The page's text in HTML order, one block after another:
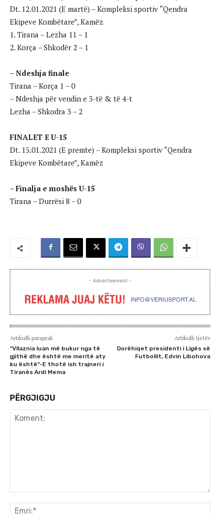
Dt. 12.01.2021 (E martë) – Kompleksi sportiv “Qendra
Ekipeve Kombëtare”, Kamëz
1. Tirana – Lezha 11 – 1
2. Korça – Shkodër 2 – 1
– Ndeshja finale
Tirana – Korça 1 – 0
– Ndeshja për vendin e 3-të & të 4-t
Lezha – Shkodra 3 – 2
FINALET E U-15
Dt. 15.01.2021 (E premte) – Kompleksi sportiv “Qendra
Ekipeve Kombëtare”, Kamëz
– Finalja e moshës U-15
Tirana – Durrësi 8 – 0
- Advertisement -
Artikulli paraprak
“Vllaznia luan më bukur nga të
gjithë dhe është me meritë aty
ku është”-E thotë ish trajneri i
Tiranës Ardi Mema
Artikulli tjetër
Dorëhiqet presidenti i Ligës së
Futbollit, Edvin Libohova
PËRGJIGJU